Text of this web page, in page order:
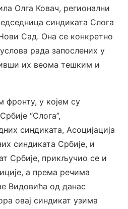
Олга Ковач, регионални
синдиката Слога
Сад. Она се конкретно
рада запослених у
их веома тешким и
фронту, у којем су
“Слога”,
синдиката, Асоцијација
синдиката Србије, и
Србије, прикључио се и
а према речима
Видовића од данас
овај синдикат узима